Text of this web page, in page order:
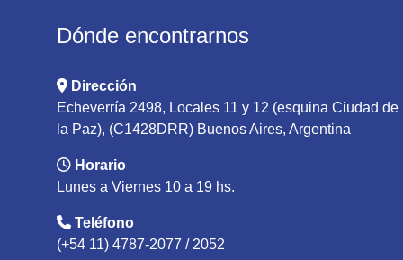
Dónde encontrarnos
Dirección
Echeverría 2498, Locales 11 y 12 (esquina Ciudad de
la Paz), (C1428DRR) Buenos Aires, Argentina
Horario
Lunes a Viernes 10 a 19 hs.
Teléfono
(+54 11) 4787-2077 / 2052